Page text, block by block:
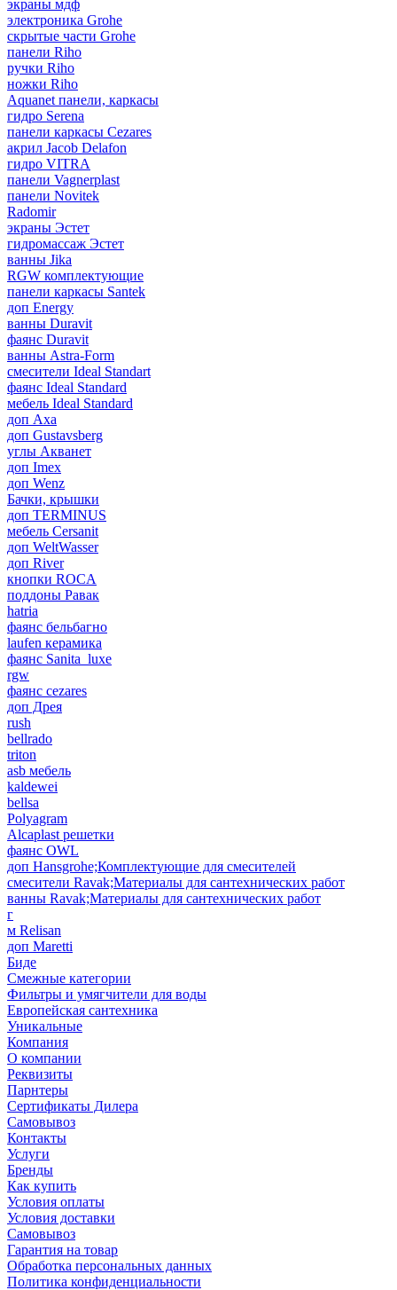
экраны мдф
электроника Grohe
скрытые части Grohe
панели Riho
ручки Riho
ножки Riho
Aquanet панели, каркасы
гидро Serena
панели каркасы Cezares
акрил Jacob Delafon
гидро VITRA
панели Vagnerplast
панели Novitek
Radomir
экраны Эстет
гидромассаж Эстет
ванны Jika
RGW комплектующие
панели каркасы Santek
доп Energy
ванны Duravit
фаянс Duravit
ванны Astra-Form
смесители Ideal Standart
фаянс Ideal Standard
мебель Ideal Standard
доп Axa
доп Gustavsberg
углы Акванет
доп Imex
доп Wenz
Бачки, крышки
доп TERMINUS
мебель Cersanit
доп WeltWasser
доп River
кнопки ROCA
поддоны Равак
hatria
фаянс бельбагно
laufen керамика
фаянс Sanita_luxe
rgw
фаянс cezares
доп Дрея
rush
bellrado
triton
asb мебель
kaldewei
bellsa
Polyagram
Alcaplast решетки
фаянс OWL
доп Hansgrohe;Комплектующие для смесителей
смесители Ravak;Материалы для сантехнических работ
ванны Ravak;Материалы для сантехнических работ
г
м Relisan
доп Maretti
Биде
Смежные категории
Фильтры и умягчители для воды
Европейская сантехника
Уникальные
Компания
О компании
Реквизиты
Парнтеры
Сертификаты Дилера
Самовывоз
Контакты
Услуги
Бренды
Как купить
Условия оплаты
Условия доставки
Самовывоз
Гарантия на товар
Обработка персональных данных
Политика конфиденциальности